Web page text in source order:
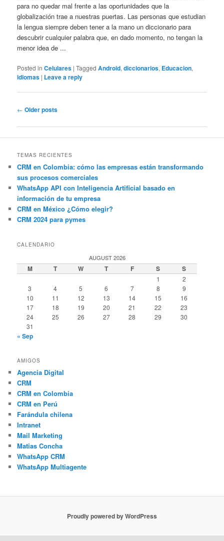
para no quedar mal frente a las oportunidades que la
globalización trae a nuestras puertas. Las personas que estudian
la lengua siempre deben tener a la mano un diccionario para
descubrir cualquier palabra que, en dado momento, no tengan la
menor idea de ...
Posted in Celulares |Tagged Android,diccionarios, Educacion,
idiomas | Leave a reply
Post
← Older posts
TEMAS RECIENTES
CRM en Colombia: cómo las empresas están transformando
sus procesos comerciales
WhatsApp API con Inteligencia Artificial basado en
información de tu empresa
CRM en México ¿Cómo elegir?
CRM 2024 para pymes
CALENDARIO
AUGUST 2026
M T W T F S S
1
2
3
4 5 6 7 8
9
10
11 12 13 14 15
16
17
18 19 20 21 22
23
24
25 26 27 28 29
30
31
« Sep
AMIGOS
Agencia Digital
CRM
CRM en Colombia
CRM en Perú
Farándula chilena
Intranet
Mail Marketing
Matias Concha
WhatsApp CRM
WhatsApp Multiagente
Proudly powered by WordPress